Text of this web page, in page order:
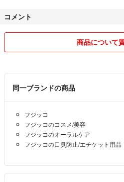
★家族揃って断捨離を始めましたので
★まとめ買いは価格見直します。希望
お願い致します。
コメント
商品について
同一ブランドの商品
フジッコ
フジッコのコスメ/美容
フジッコのオーラルケア
フジッコの口臭防止/エチケット用品